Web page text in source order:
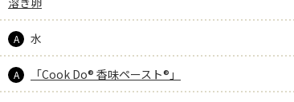
A 水
A 「Cook Do® 香味ペースト®」